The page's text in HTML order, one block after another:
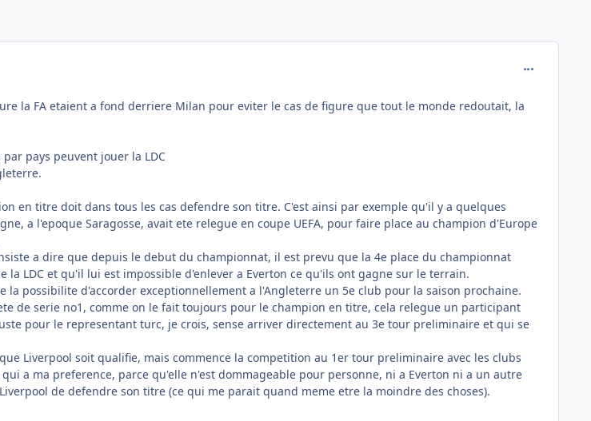
la FA etaient a fond derriere Milan pour eviter le cas de figure que tout le monde redoutait, la
pays peuvent jouer la LDC
en titre doit dans tous les cas defendre son titre. C'est ainsi par exemple qu'il y a quelques
a l'epoque Saragosse, avait ete relegue en coupe UEFA, pour faire place au champion d'Europe
a dire que depuis le debut du championnat, il est prevu que la 4e place du championnat
LDC et qu'il lui est impossible d'enlever a Everton ce qu'ils ont gagne sur le terrain.
la possibilite d'accorder exceptionnellement a l'Angleterre un 5e club pour la saison prochaine.
de serie no1, comme on le fait toujours pour le champion en titre, cela relegue un participant
pour le representant turc, je crois, sense arriver directement au 3e tour preliminaire et qui se
Liverpool soit qualifie, mais commence la competition au 1er tour preliminaire avec les clubs
a ma preference, parce qu'elle n'est dommageable pour personne, ni a Everton ni a un autre
de defendre son titre (ce qui me parait quand meme etre la moindre des choses).